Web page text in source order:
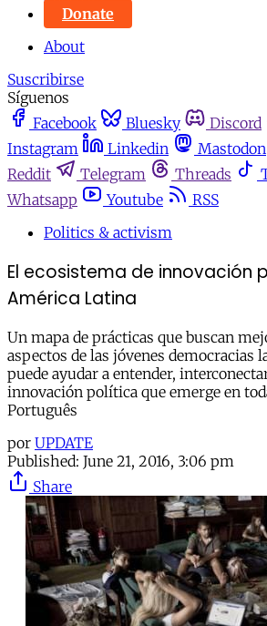
Donate
About
Suscribirse
Síguenos
Facebook
Bluesky Discord
Instagram
Linkedin Mastodon
Reddit
Telegram Threads
Whatsapp
Youtube
RSS
Politics & activism
El ecosistema de innovación
América Latina
Un mapa de prácticas que buscan
aspectos de las jóvenes democracias
puede ayudar a entender,
innovación política que emerge en
Português
por UPDATE
Published: June 21, 2016, 3:06 pm
Share